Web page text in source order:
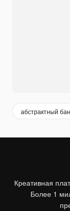
абстрактный
Креативная
Более 1